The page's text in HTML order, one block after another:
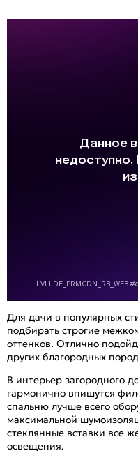
Для дачи в популярных
подбирать строгие
оттенков. Отлично
других благородных
В интерьер загородного
гармонично впишутся
спальню лучше всего
максимальной
стеклянные вставки все
освещения.